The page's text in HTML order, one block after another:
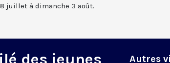
juillet à dimanche 3 août.
des jeunes
Autres